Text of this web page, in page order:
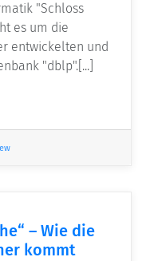
"Schloss
es um die
entwickelten und
"dblp".[...]
– Wie die
kommt